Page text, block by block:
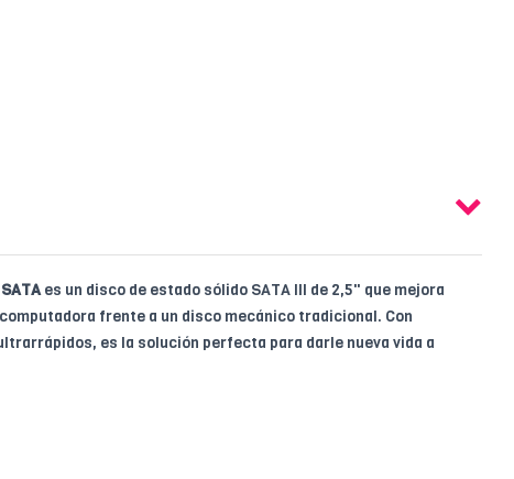
es un disco de estado sólido SATA III de 2,5" que mejora
frente a un disco mecánico tradicional. Con
es la solución perfecta para darle nueva vida a